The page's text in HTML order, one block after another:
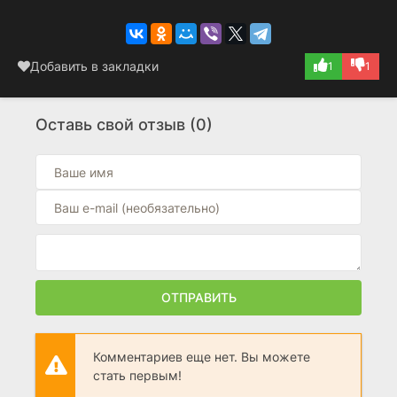
Добавить в закладки 1 1
Оставь свой отзыв (0)
ОТПРАВИТЬ
Комментариев еще нет. Вы можете
стать первым!